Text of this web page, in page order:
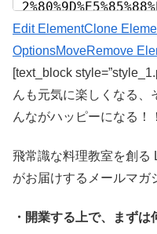
Edit ElementClone
OptionsMoveRemove
[text_block
んも元気に楽しくなる、
んながハッピーになる！！
飛常識な料理教室を創る
がお届けするメールマガ
・開業する上で、まず